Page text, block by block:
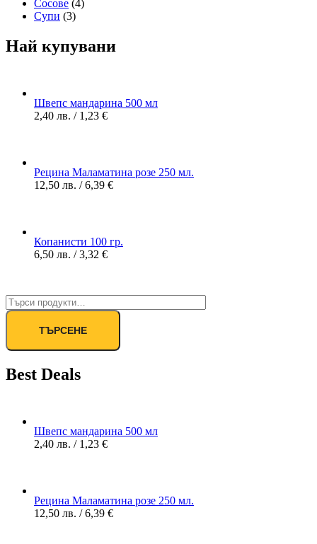
Сосове (4)
Супи (3)
Най купувани
Швепс мандарина 500 мл
2,40 лв. / 1,23 €
Рецина Маламатина розе 250 мл.
12,50 лв. / 6,39 €
Копанисти 100 гр.
6,50 лв. / 3,32 €
ТЪРСЕНЕ
Best Deals
Швепс мандарина 500 мл
2,40 лв. / 1,23 €
Рецина Маламатина розе 250 мл.
12,50 лв. / 6,39 €